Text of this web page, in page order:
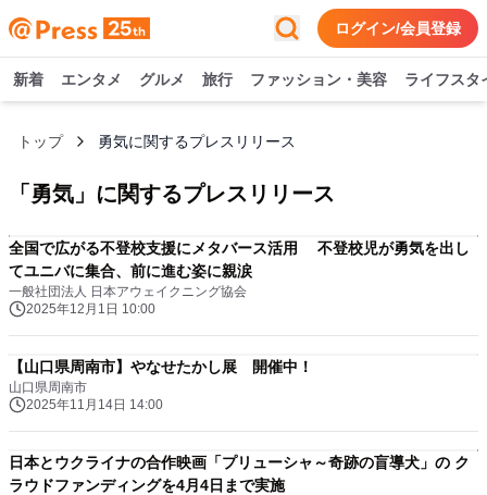
ログイン/会員登録
新着 エンタメ グルメ 旅行 ファッション・美容 ライフスタ
トップ 勇気に関するプレスリリース
「 勇気 」に関するプレスリリース
全国で広がる不登校支援にメタバース活用 不登校児が勇気を出し
てユニバに集合、前に進む姿に親涙
一般社団法人 日本アウェイクニング協会
2025年12月1日 10:00
【山口県周南市】やなせたかし展 開催中！
山口県周南市
2025年11月14日 14:00
日本とウクライナの合作映画「プリューシャ～奇跡の盲導犬」の ク
ラウドファンディングを4月4日まで実施